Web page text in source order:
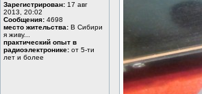
Зарегистрирован: 17 авг
2013, 20:02
Сообщения: 4698
место жительства: В Сибири
я живу...
практический опыт в
радиоэлектронике: от 5-ти
лет и более